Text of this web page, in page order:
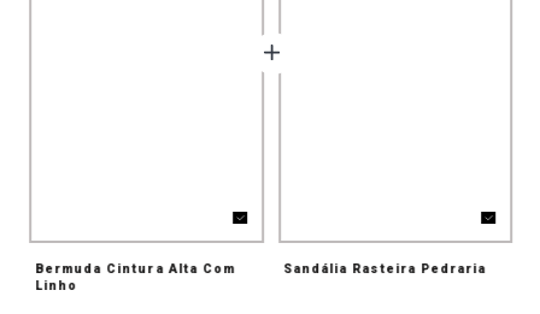
Bermuda Cintura Alta Com
Linho
Sandália Rasteira Pedraria